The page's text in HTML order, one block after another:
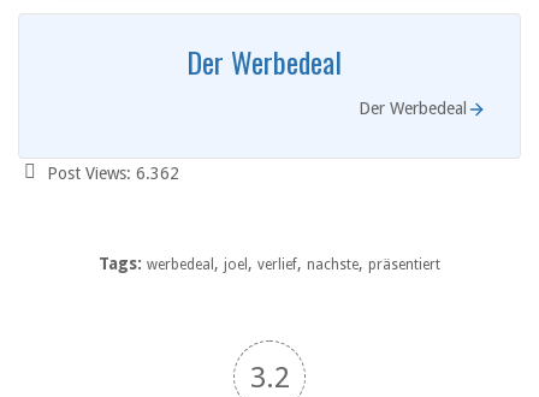
Der Werbedeal
Der Werbedeal
Post Views: 6.362
Tags: werbedeal , joel , verlief, nachste, präsentiert
3.2